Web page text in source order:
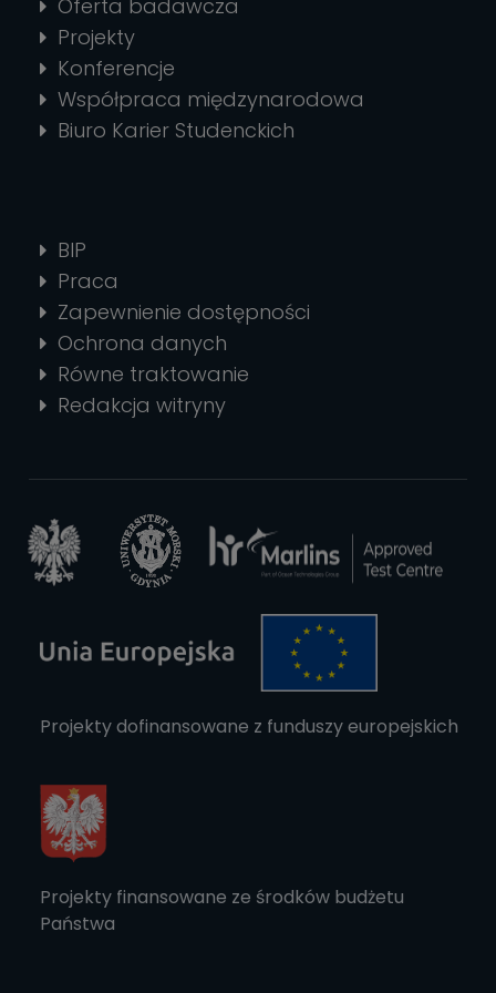
Oferta badawcza
Projekty
Konferencje
Współpraca międzynarodowa
Biuro Karier Studenckich
BIP
Praca
Zapewnienie dostępności
Ochrona danych
Równe traktowanie
Redakcja witryny
Projekty dofinansowane z funduszy europejskich
Projekty finansowane ze środków budżetu
Państwa